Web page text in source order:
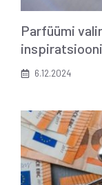
Parfüümi
6.12.2024